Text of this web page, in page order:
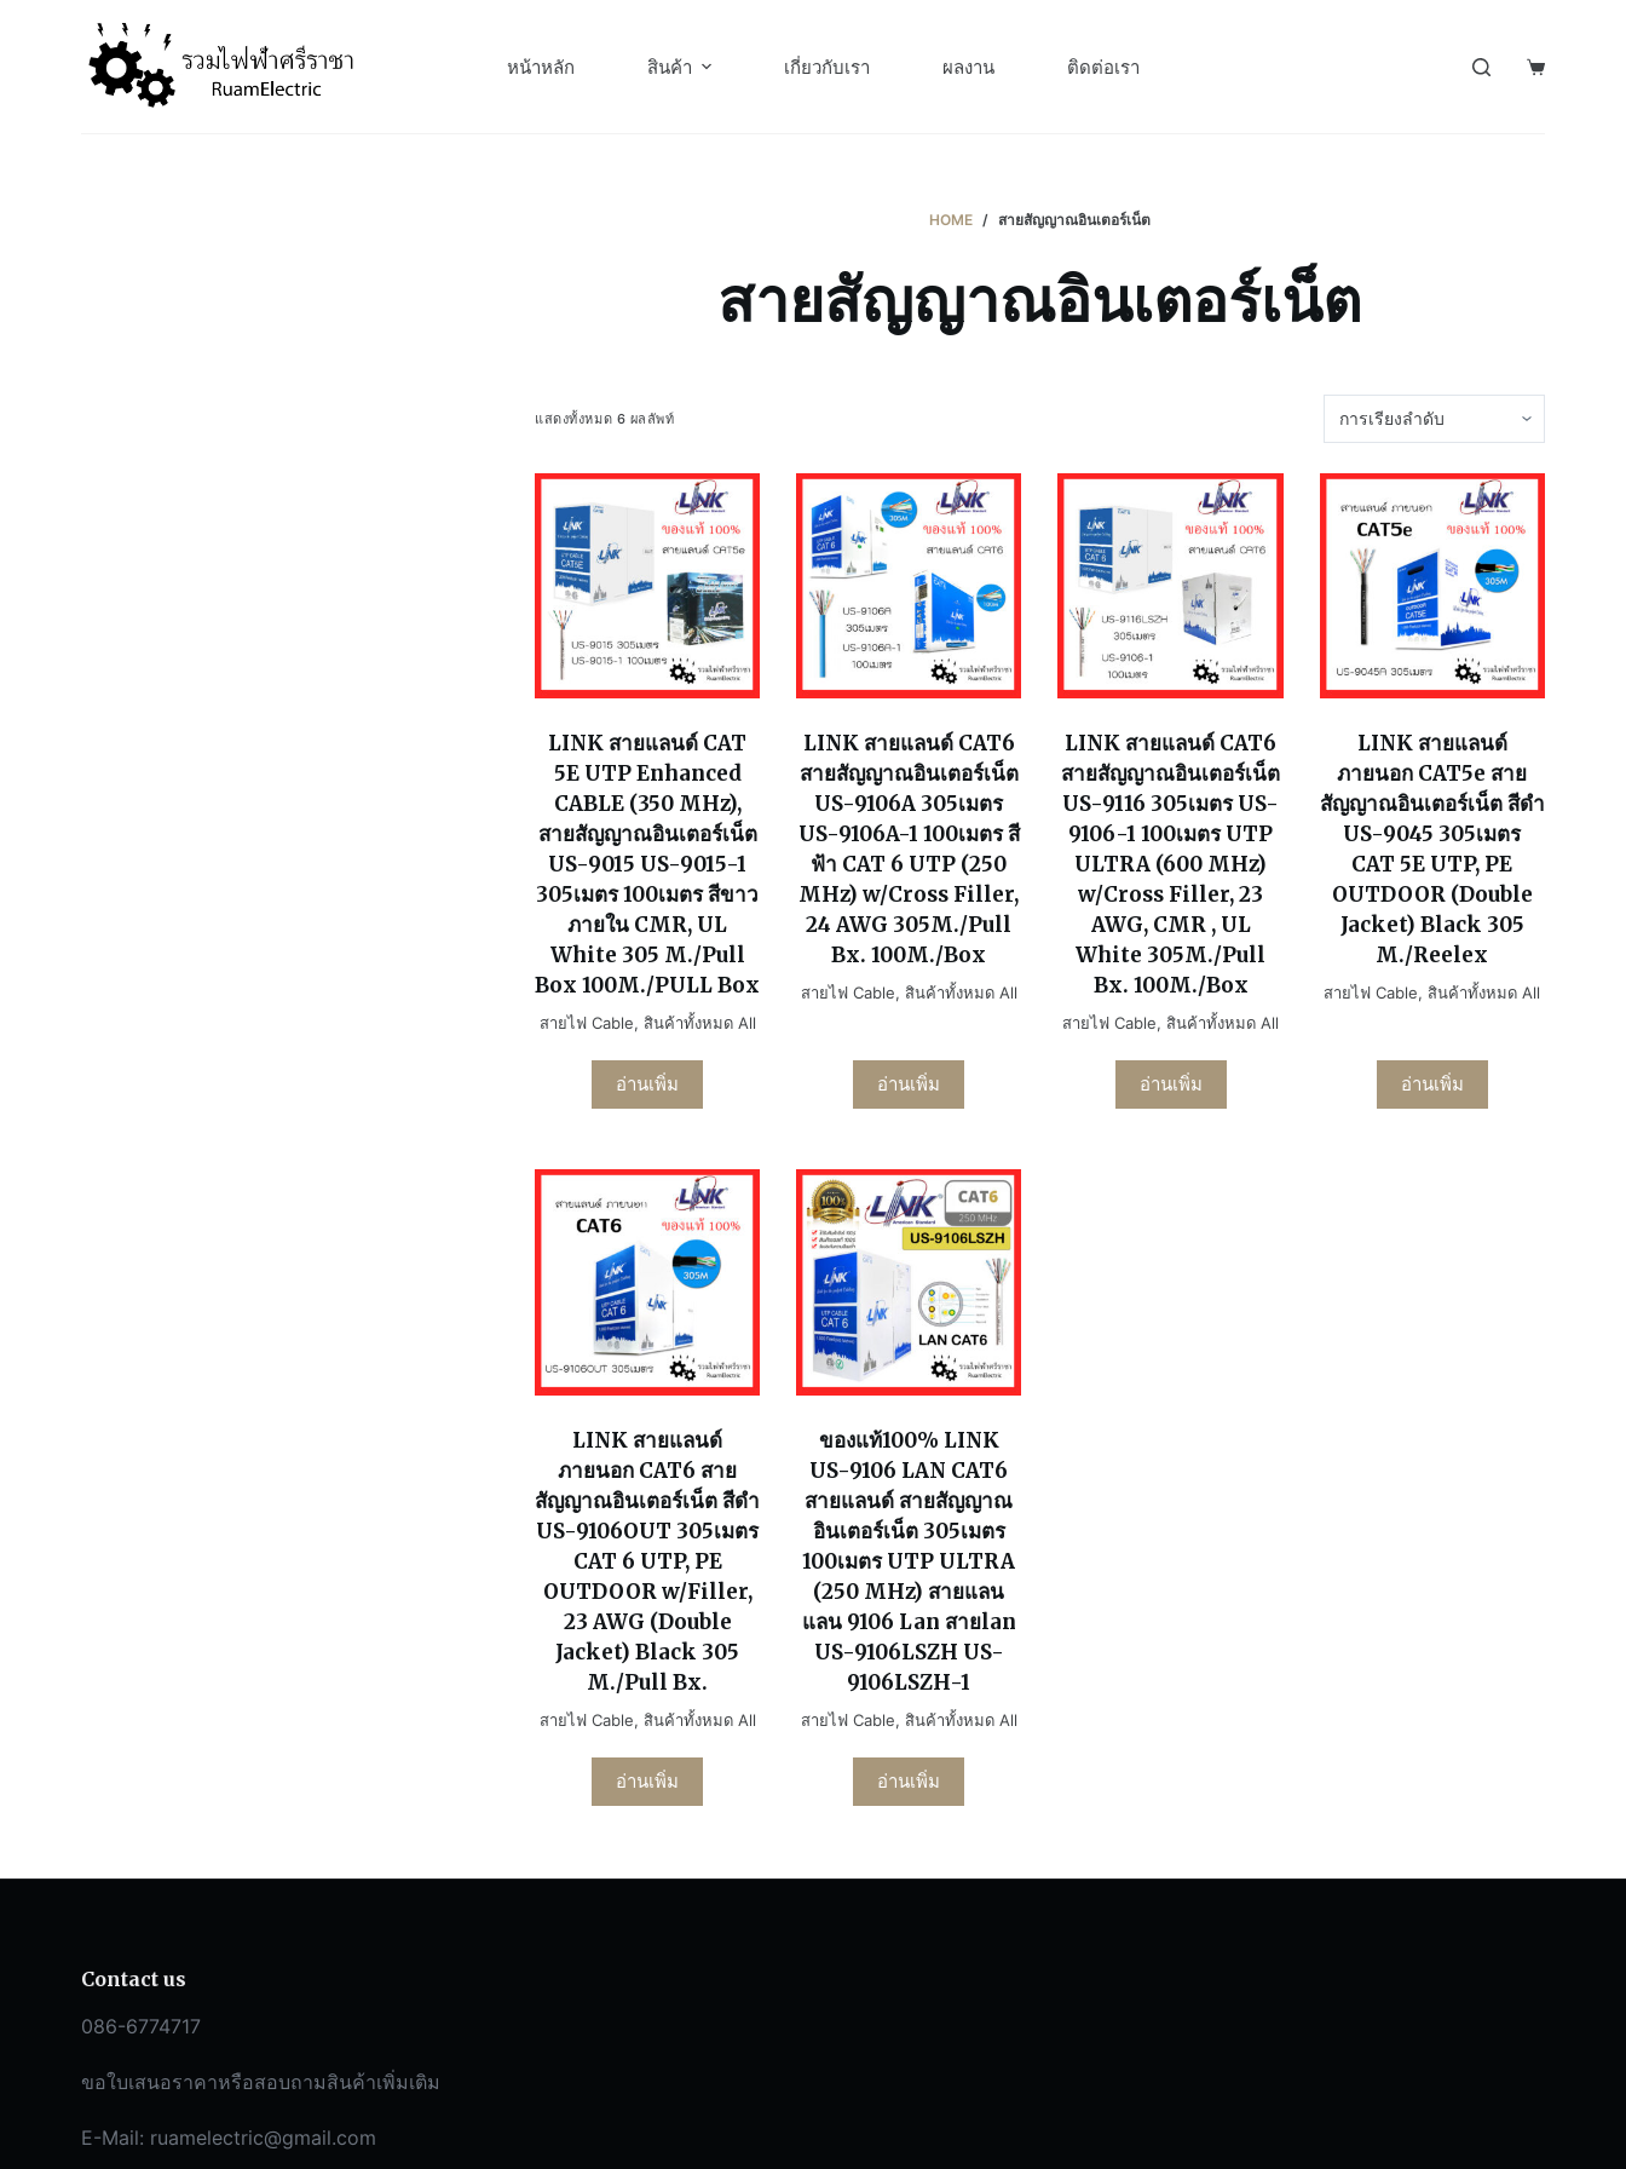
หน้าหลัก สินค้า เกี่ยวกับเรา ผลงาน ติดต่อเรา
HOME / สายสัญญาณอินเตอร์เน็ต
สายสัญญาณอินเตอร์เน็ต
แสดงทั้งหมด 6 ผลลัพท์
LINK สายแลนด์ CAT
5E UTP Enhanced
CABLE (350 MHz),
สายสัญญาณอินเตอร์เน็ต
US-9015 US-9015-1
305เมตร 100เมตร สีขาว
ภายใน CMR, UL
White 305 M./Pull
Box 100M./PULL Box
สายไฟ Cable, สินค้าทั้งหมด All
อ่านเพิ่ม
LINK สายแลนด์ CAT6
สายสัญญาณอินเตอร์เน็ต
US-9106A 305เมตร
US-9106A-1 100เมตร สี
ฟ้า CAT 6 UTP (250
MHz) w/Cross Filler,
24 AWG 305M./Pull
Bx. 100M./Box
สายไฟ Cable, สินค้าทั้งหมด All
อ่านเพิ่ม
LINK สายแลนด์ CAT6
สายสัญญาณอินเตอร์เน็ต
US-9116 305เมตร US-
9106-1 100เมตร UTP
ULTRA (600 MHz)
w/Cross Filler, 23
AWG, CMR , UL
White 305M./Pull
Bx. 100M./Box
สายไฟ Cable, สินค้าทั้งหมด All
อ่านเพิ่ม
LINK สายแลนด์
ภายนอก CAT5e สาย
สัญญาณอินเตอร์เน็ต สีดำ
US-9045 305เมตร
CAT 5E UTP, PE
OUTDOOR (Double
Jacket) Black 305
M./Reelex
สายไฟ Cable, สินค้าทั้งหมด All
อ่านเพิ่ม
LINK สายแลนด์
ภายนอก CAT6 สาย
สัญญาณอินเตอร์เน็ต สีดำ
US-9106OUT 305เมตร
CAT 6 UTP, PE
OUTDOOR w/Filler,
23 AWG (Double
Jacket) Black 305
M./Pull Bx.
สายไฟ Cable, สินค้าทั้งหมด All
อ่านเพิ่ม
ของแท้100% LINK
US-9106 LAN CAT6
สายแลนด์ สายสัญญาณ
อินเตอร์เน็ต 305เมตร
100เมตร UTP ULTRA
(250 MHz) สายแลน
แลน 9106 Lan สายlan
US-9106LSZH US-
9106LSZH-1
สายไฟ Cable, สินค้าทั้งหมด All
อ่านเพิ่ม
Contact us
086-6774717
ขอใบเสนอราคาหรือสอบถามสินค้าเพิ่มเติม
E-Mail: ruamelectric@gmail.com